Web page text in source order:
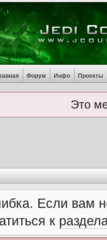
Форум Инфо Проекты
Это
Если вам
к